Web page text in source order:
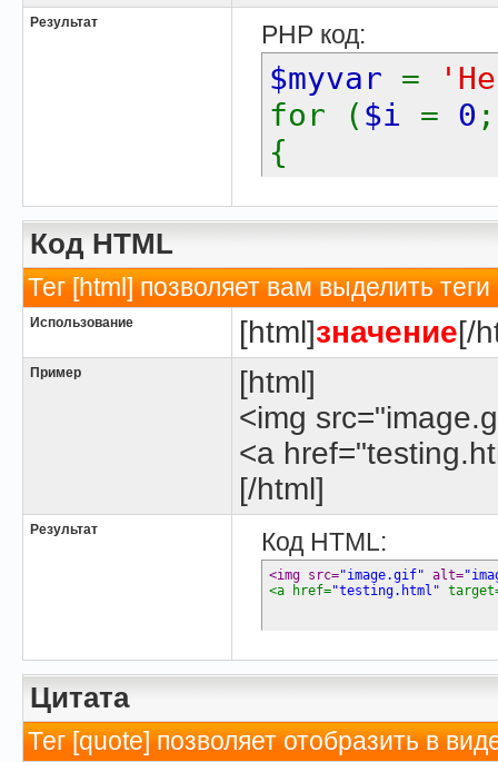
Результат PHP код:
$myvar =
for ( $i = 0
{
}
Код HTML
Тег [html] позволяет вам выделить
Использование [html]значение[/
Пример
[html]
<img
<a
[/html]
Результат Код HTML:
<img src="image.gif" alt=
<a href="testing.html"
Цитата
Тег [quote] позволяет отобразить в